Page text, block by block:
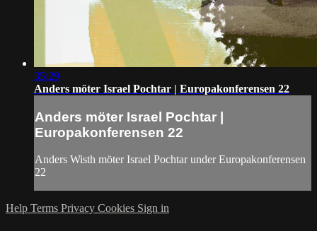
35:29
Anders möter Israel Pochtar | Europakonferensen 22
Anders möter Israel Pochtar |
Europakonferensen 22
Anders Wisth möter Israel Pochtar under Europakonferensen
22
Help Terms Privacy Cookies Sign in